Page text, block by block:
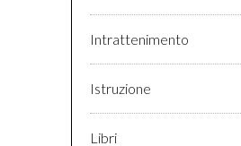
Intrattenimento
Istruzione
Libri